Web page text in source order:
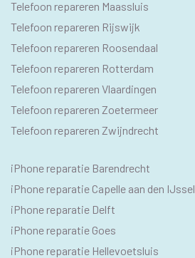
Telefoon repareren Maassluis
Telefoon repareren Rijswijk
Telefoon repareren Roosendaal
Telefoon repareren Rotterdam
Telefoon repareren Vlaardingen
Telefoon repareren Zoetermeer
Telefoon repareren Zwijndrecht
IPHONE
SEO
TEKSTEN
iPhone reparatie Barendrecht
iPhone reparatie Capelle aan den IJssel
iPhone reparatie Delft
iPhone reparatie Goes
iPhone reparatie Hellevoetsluis